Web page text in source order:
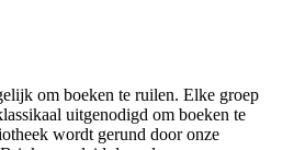
om boeken te ruilen. Elke groep
uitgenodigd om boeken te
wordt gerund door onze